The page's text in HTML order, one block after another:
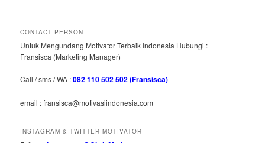
CONTACT PERSON
Untuk Mengundang Motivator Terbaik Indonesia Hubungi :
Fransisca (Marketing Manager)
Call / sms / WA :082 110 502 502 (Fransisca)
email : fransisca@motivasiindonesia.com
INSTAGRAM & TWITTER MOTIVATOR